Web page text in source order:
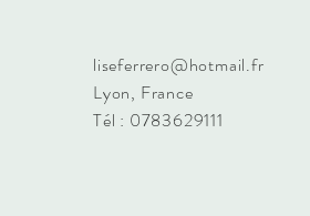
liseferrero@hotmail.fr
Lyon, France
Tél : 0783629111